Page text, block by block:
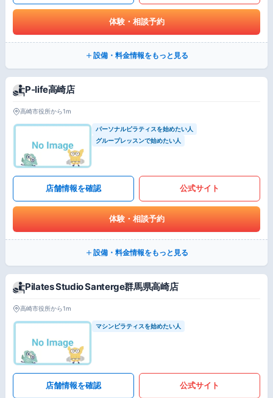
体験・相談予約
設備・料金情報をもっと見る
P-life高崎店
高崎市役所から1m
パーソナルピラティスを始めたい人
グループレッスンで始めたい人
店舗情報を確認 公式サイト
体験・相談予約
設備・料金情報をもっと見る
Pilates Studio Santerge群馬県高崎店
高崎市役所から1m
マシンピラティスを始めたい人
店舗情報を確認 公式サイト